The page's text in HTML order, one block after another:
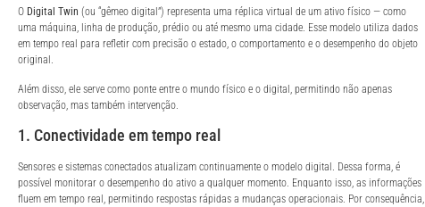
O Digital Twin (ou “gêmeo digital”) representa uma réplica virtual de um ativo físico — como
uma máquina, linha de produção, prédio ou até mesmo uma cidade. Esse modelo utiliza dados
em tempo real para refletir com precisão o estado, o comportamento e o desempenho do objeto
original.
Além disso, ele serve como ponte entre o mundo físico e o digital, permitindo não apenas
observação, mas também intervenção.
1. Conectividade em tempo real
Sensores e sistemas conectados atualizam continuamente o modelo digital. Dessa forma, é
possível monitorar o desempenho do ativo a qualquer momento. Enquanto isso, as informações
fluem em tempo real, permitindo respostas rápidas a mudanças operacionais. Por consequência,